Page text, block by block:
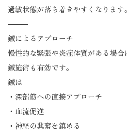
過敏状態が落ち着きやすくなります。
⸻
鍼によるアプローチ
慢性的な緊張や炎症体質がある場合
鍼施術も有効です。
鍼は
・深部筋への直接アプローチ
・血流促進
・神経の興奮を鎮める